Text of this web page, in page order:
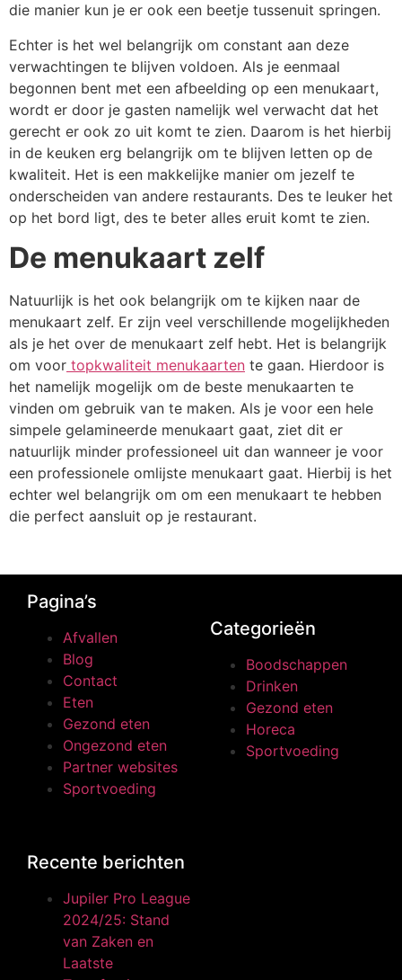
die manier kun je er ook een beetje tussenuit springen.
Echter is het wel belangrijk om constant aan deze
verwachtingen te blijven voldoen. Als je eenmaal
begonnen bent met een afbeelding op een menukaart,
wordt er door je gasten namelijk wel verwacht dat het
gerecht er ook zo uit komt te zien. Daarom is het hierbij
in de keuken erg belangrijk om te blijven letten op de
kwaliteit. Het is een makkelijke manier om jezelf te
onderscheiden van andere restaurants. Des te leuker het
op het bord ligt, des te beter alles eruit komt te zien.
De menukaart zelf
Natuurlijk is het ook belangrijk om te kijken naar de
menukaart zelf. Er zijn veel verschillende mogelijkheden
als je het over de menukaart zelf hebt. Het is belangrijk
om voor topkwaliteit menukaarten te gaan. Hierdoor is
het namelijk mogelijk om de beste menukaarten te
vinden om gebruik van te maken. Als je voor een hele
simpele gelamineerde menukaart gaat, ziet dit er
natuurlijk minder professioneel uit dan wanneer je voor
een professionele omlijste menukaart gaat. Hierbij is het
echter wel belangrijk om om een menukaart te hebben
die perfect aansluit op je restaurant.
Pagina’s
Afvallen
Blog
Contact
Eten
Gezond eten
Ongezond eten
Partner websites
Sportvoeding
Categorieën
Boodschappen
Drinken
Gezond eten
Horeca
Sportvoeding
Recente berichten
Jupiler Pro League
2024/25: Stand
van Zaken en
Laatste